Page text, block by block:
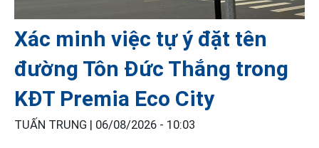
Xác minh việc tự ý đặt tên
đường Tôn Đức Thắng trong
KĐT Premia Eco City
TUẤN TRUNG | 06/08/2026 - 10:03